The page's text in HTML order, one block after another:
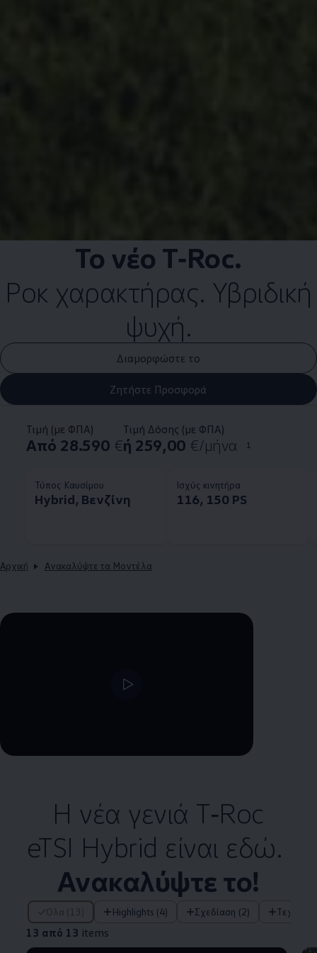
Το νέο T‑Roc.
Ροκ χαρακτήρας. Υβριδική
ψυχή.
Διαμορφώστε το
Ζητήστε Προσφορά
Τιμή (με ΦΠΑ)
Από 28.590 €
Τιμή Δόσης (με ΦΠΑ)
ή 259,00 €/μήνα 1
Τύπος Καυσίμου
Hybrid, Βενζίνη
Ισχύς κινητήρα
116, 150 PS
Αρχική Ανακαλύψτε τα Μοντέλα
Remaining time, --:--
Η νέα γενιά T‑Roc
eTSI Hybrid είναι εδώ.
Ανακαλύψτε το!
Όλα (13) Highlights (4) Σχεδίαση (2)
13 από 13 items
13 από 13 items